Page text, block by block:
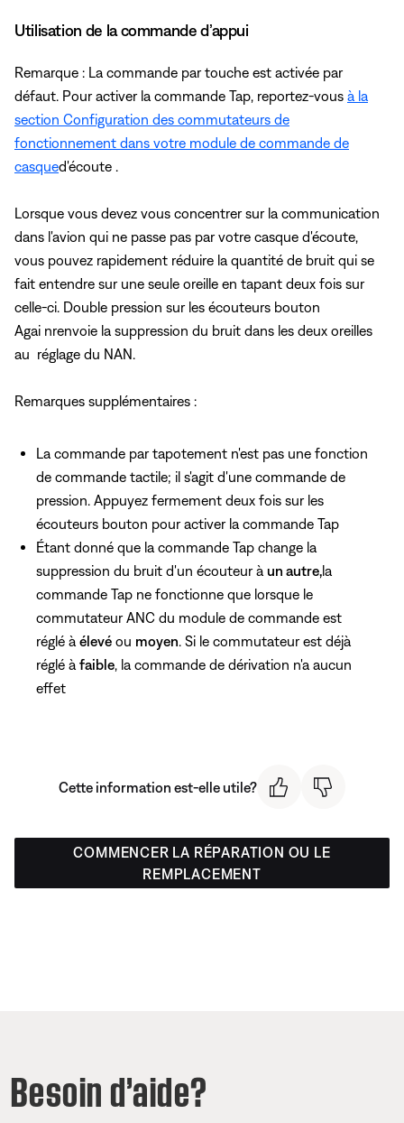
Utilisation de la commande d’appui
Remarque : La commande par touche est activée par
défaut. Pour activer la commande Tap, reportez-vous à la
section Configuration des commutateurs de
fonctionnement dans votre module de commande de
casqued'écoute .
Lorsque vous devez vous concentrer sur la communication
dans l'avion qui ne passe pas par votre casque d'écoute,
vous pouvez rapidement réduire la quantité de bruit qui se
fait entendre sur une seule oreille en tapant deux fois sur
celle-ci. Double pression sur les écouteurs bouton
Agai nrenvoie la suppression du bruit dans les deux oreilles
au réglage du NAN.
Remarques supplémentaires :
La commande par tapotement n'est pas une fonction
de commande tactile; il s'agit d'une commande de
pression. Appuyez fermement deux fois sur les
écouteurs bouton pour activer la commande Tap
Étant donné que la commande Tap change la
suppression du bruit d'un écouteur à un autre,la
commande Tap ne fonctionne que lorsque le
commutateur ANC du module de commande est
réglé à élevé ou moyen. Si le commutateur est déjà
réglé à faible, la commande de dérivation n'a aucun
effet
Cette information est-elle utile?
COMMENCER LA RÉPARATION OU LE
REMPLACEMENT
Besoin d’aide?